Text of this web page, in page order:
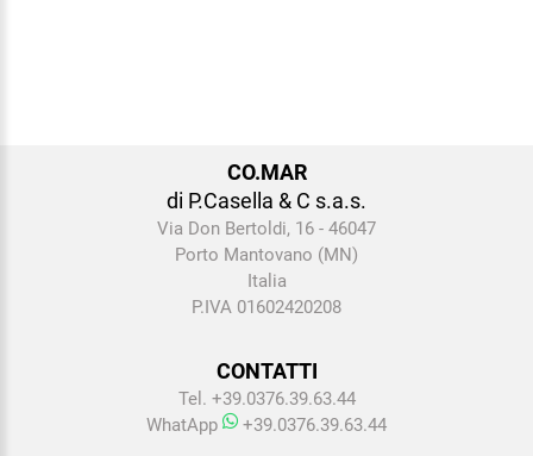
CO.MAR
di P.Casella & C s.a.s.
Via Don Bertoldi, 16 - 46047
Porto Mantovano (MN)
Italia
P.IVA 01602420208
CONTATTI
Tel. +39.0376.39.63.44
WhatApp
+39.0376.39.63.44